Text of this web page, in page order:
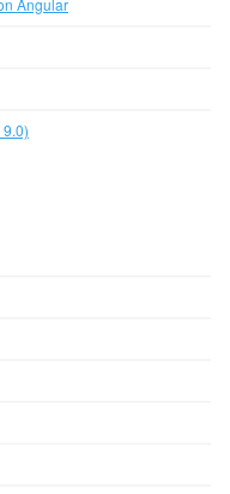
Angular